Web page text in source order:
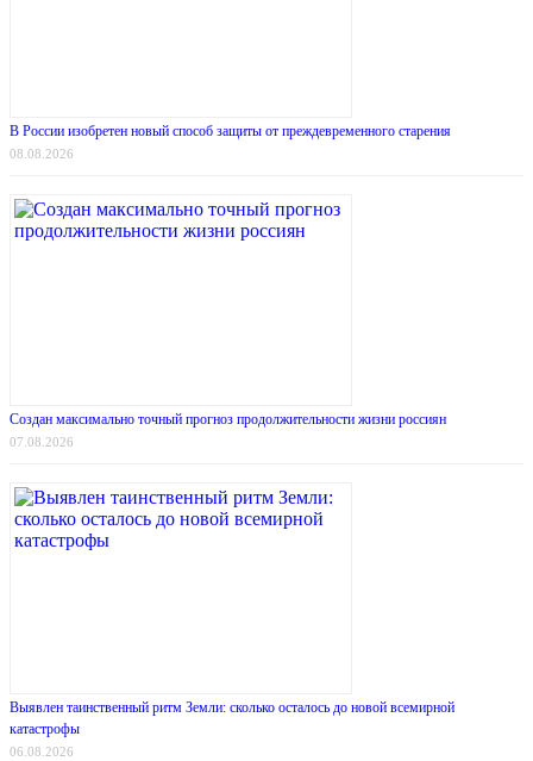
В России изобретен новый способ защиты от преждевременного старения
08.08.2026
Создан максимально точный прогноз продолжительности жизни россиян
07.08.2026
Выявлен таинственный ритм Земли: сколько осталось до новой всемирной
катастрофы
06.08.2026